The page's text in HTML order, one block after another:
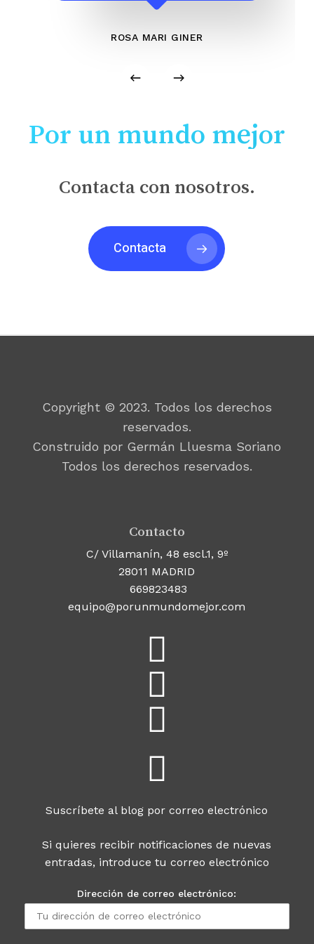
ROSA MARI GINER
Por un mundo mejor
Contacta con nosotros.
Contacta
Copyright © 2023. Todos los derechos
reservados.
Construido por Germán Lluesma Soriano
Todos los derechos reservados.
Contacto
C/ Villamanín, 48 escl.1, 9º
28011 MADRID
669823483
equipo@porunmundomejor.com
Suscríbete al blog por correo electrónico
Si quieres recibir notificaciones de nuevas
entradas, introduce tu correo electrónico
Dirección de correo electrónico: